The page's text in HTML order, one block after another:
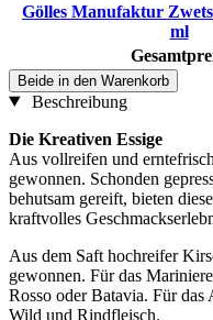
Gölles Manufaktur
ml
Beide in den Warenkorb
Beschreibung
Die Kreativen Essige
Aus vollreifen und
gewonnen. Schonden
behutsam gereift, bieten
kraftvolles
Aus dem Saft hochreifer
gewonnen. Für das
Rosso oder Batavia. Für das
Wild und Rindfleisch.